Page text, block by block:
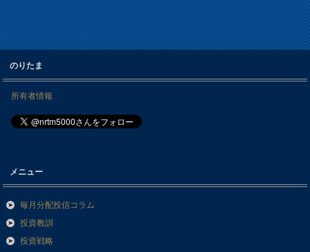
のりたま
所有者情報
メニュー
毎月分配投信コラム
投資教訓
投資戦略